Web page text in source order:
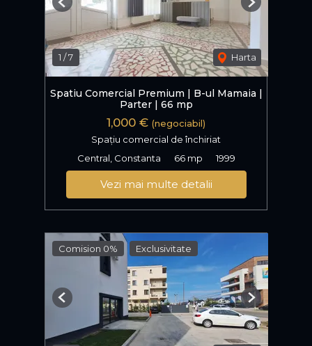
1 /7 Harta
Previous Next
Spatiu Comercial Premium | B-ul Mamaia |
Parter | 66 mp
1,000 € (negociabil)
Spațiu comercial de închiriat
Central, Constanta
66 mp 1999
Vezi mai multe detalii
Comision 0% Exclusivitate
Previous Next